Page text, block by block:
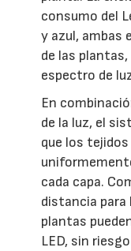
consumo del
y azul, ambas
de las
espectro de
En
de la luz, el
que los
cada capa.
distancia para
plantas
LED, sin